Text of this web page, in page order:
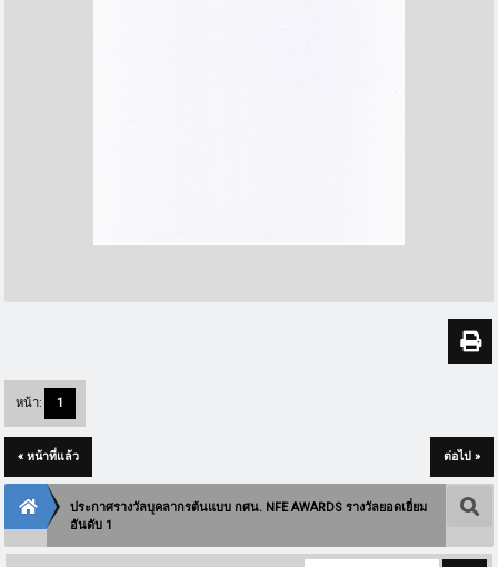
หน้า: 1
« หน้าที่แล้ว ต่อไป »
ประกาศรางวัลบุคลากรต้นแบบ กศน. NFE AWARDS รางวัลยอดเยี่ยม
อันดับ 1